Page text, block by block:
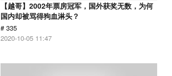
【越哥】2002年票房冠军，国外获奖无数，为何
国内却被骂得狗血淋头？
# 335
2020-10-05 11:47